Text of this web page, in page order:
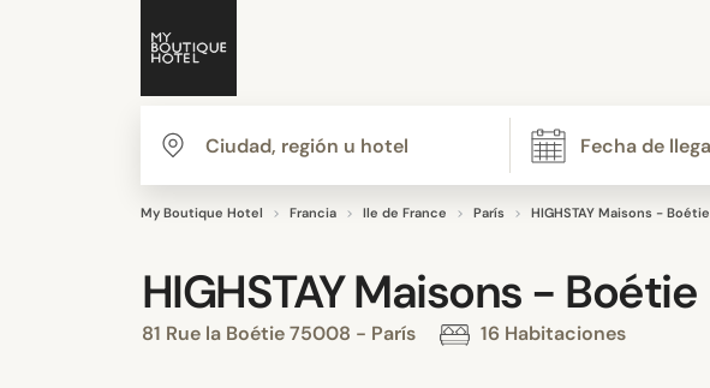
My Boutique Hotel Francia Ile de France París HIGHSTAY Maisons - Boétie
HIGHSTAY Maisons - Boétie
81 Rue la Boétie 75008 - París 16 Habitaciones